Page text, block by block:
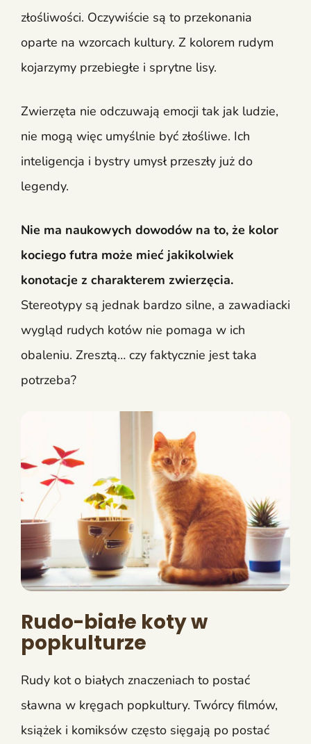
złośliwości. Oczywiście są to przekonania
oparte na wzorcach kultury. Z kolorem rudym
kojarzymy przebiegłe i sprytne lisy.
Zwierzęta nie odczuwają emocji tak jak ludzie,
nie mogą więc umyślnie być złośliwe. Ich
inteligencja i bystry umysł przeszły już do
legendy.
Nie ma naukowych dowodów na to, że kolor
kociego futra może mieć jakikolwiek
konotacje z charakterem zwierzęcia.
Stereotypy są jednak bardzo silne, a zawadiacki
wygląd rudych kotów nie pomaga w ich
obaleniu. Zresztą… czy faktycznie jest taka
potrzeba?
Rudo-białe koty w
popkulturze
Rudy kot o białych znaczeniach to postać
sławna w kręgach popkultury. Twórcy filmów,
książek i komiksów często sięgają po postać